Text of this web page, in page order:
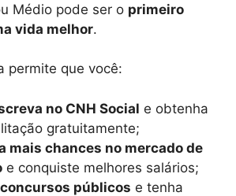
Médio pode ser o primeiro
vida melhor.
permite que você:
no CNH Social e obtenha
gratuitamente;
mais chances no mercado de
e conquiste melhores salários;
concursos públicos e tenha